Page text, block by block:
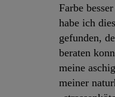
Farbe
habe ich
gefunden,
beraten
meine
meiner